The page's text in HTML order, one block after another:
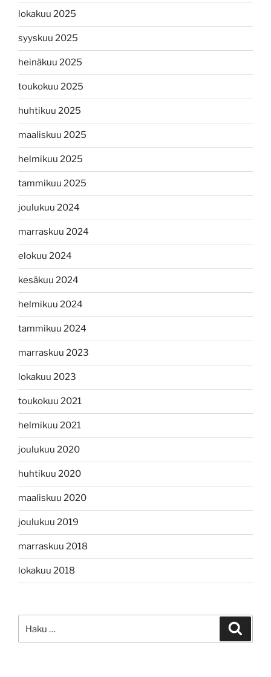
lokakuu 2025
syyskuu 2025
heinäkuu 2025
toukokuu 2025
huhtikuu 2025
maaliskuu 2025
helmikuu 2025
tammikuu 2025
joulukuu 2024
marraskuu 2024
elokuu 2024
kesäkuu 2024
helmikuu 2024
tammikuu 2024
marraskuu 2023
lokakuu 2023
toukokuu 2021
helmikuu 2021
joulukuu 2020
huhtikuu 2020
maaliskuu 2020
joulukuu 2019
marraskuu 2018
lokakuu 2018